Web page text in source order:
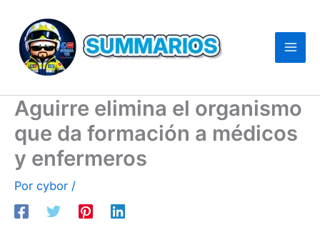
contenido
Aguirre elimina el organismo
que da formación a médicos
y enfermeros
Por cybor /